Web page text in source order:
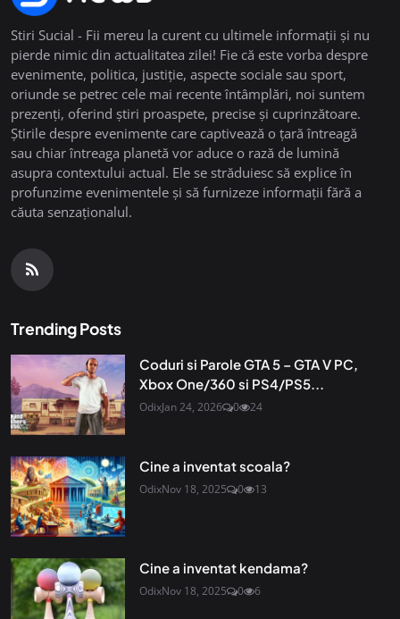
Stiri Sucial - Fii mereu la curent cu ultimele informații și nu
pierde nimic din actualitatea zilei! Fie că este vorba despre
evenimente, politica, justiție, aspecte sociale sau sport,
oriunde se petrec cele mai recente întâmplări, noi suntem
prezenți, oferind știri proaspete, precise și cuprinzătoare.
Știrile despre evenimente care captivează o țară întreagă
sau chiar întreaga planetă vor aduce o rază de lumină
asupra contextului actual. Ele se străduiesc să explice în
profunzime evenimentele și să furnizeze informații fără a
căuta senzaționalul.
Trending Posts
Coduri si Parole GTA 5 – GTA V PC,
Xbox One/360 si PS4/PS5...
OdixJan 24, 2026 0 24
Cine a inventat scoala?
OdixNov 18, 2025 0 13
Cine a inventat kendama?
OdixNov 18, 2025 0 6